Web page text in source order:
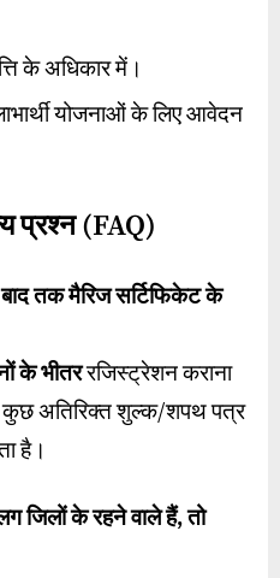
के अधिकार में।
योजनाओं के लिए आवेदन
प्रश्न (FAQ)
तक मैरिज सर्टिफिकेट के
के भीतररजिस्ट्रेशन कराना
कुछ अतिरिक्त शुल्क/शपथ पत्र
है।
जिलों के रहने वाले हैं,तो